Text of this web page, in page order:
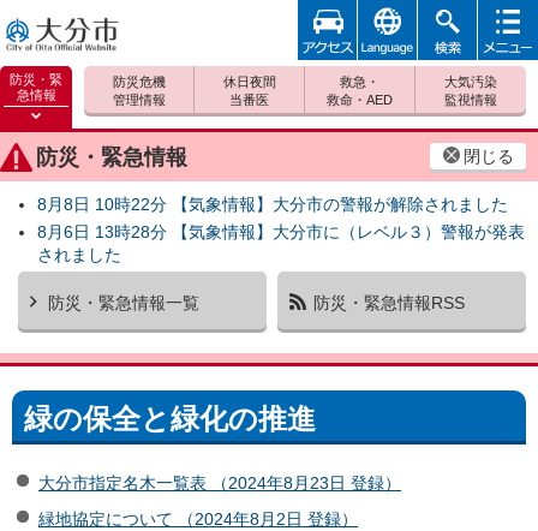
大分市
防災・緊
急情報
防災緊
急情報
を開く
防災・緊急情報 閉じる
8月8日 10時22分 【気象情報】大分市の警報が解除されました
8月6日 13時28分 【気象情報】大分市に（レベル３）警報が発表
されました
防災・緊急情報一覧 防災・緊急情報RSS
防災危機
管理情報
休日夜間
当番医
救急・
救命・AED
大気汚染
監視情報
アクセ
ス
foreign 検索
メニュ
緑の保全と緑化の推進
大分市指定名木一覧表 （2024年8月23日 登録）
緑地協定について （2024年8月2日 登録）